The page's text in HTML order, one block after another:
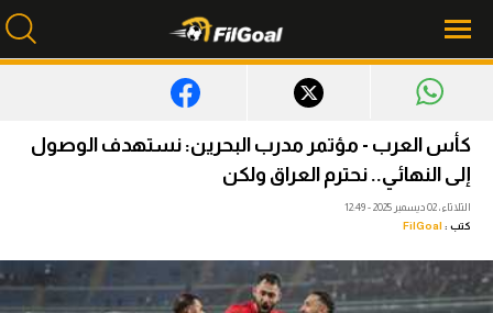
محتوى إخباري
الرئيسية
أخبار
مباريات
ميركاتو
كأس العرب - مؤتمر مدرب البحرين: نستهدف الوصول
إلى النهائي.. نحترم العراق ولكن
الثلاثاء، 02 ديسمبر 2025 - 12:49
كتب : FilGoal